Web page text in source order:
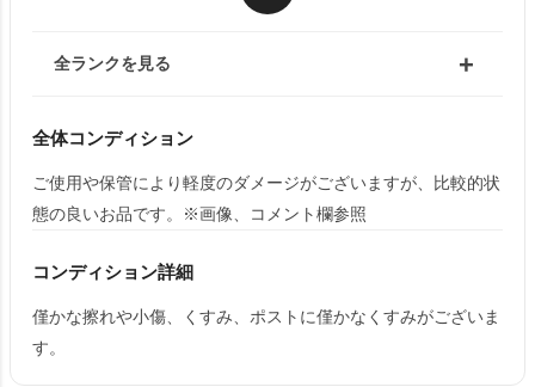
全ランクを見る
全体コンディション
ご使用や保管により軽度のダメージがございますが、比較的状
態の良いお品です。※画像、コメント欄参照
コンディション詳細
僅かな擦れや小傷、くすみ、ポストに僅かなくすみがございま
す。